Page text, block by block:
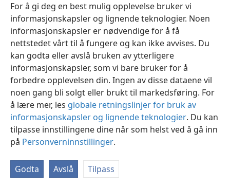
For å gi deg en best mulig opplevelse bruker vi
informasjonskapsler og lignende teknologier. Noen
informasjonskapsler er nødvendige for å få
nettstedet vårt til å fungere og kan ikke avvises. Du
kan godta eller avslå bruken av ytterligere
informasjonskapsler, som vi bare bruker for å
forbedre opplevelsen din. Ingen av disse dataene vil
noen gang bli solgt eller brukt til markedsføring. For
å lære mer, les globale retningslinjer for bruk av
informasjonskapsler og lignende teknologier. Du kan
tilpasse innstillingene dine når som helst ved å gå inn
på Personverninnstillinger.
Godta Avslå Tilpass
lukker de, forat de ikke skal se med øynene og høre
med ørene og forstå med hjertet og omvende seg, så
jeg kunne få lege dem.» (Matt. 13: 14, 15; Joh. 12: 39, 40;
Ap. gj. 28: 24—28) Fordi de nektet å motta åndelig
legedom gjennom Guds Sønn, var de dømt til å dø
åndelig. Det var derfor de i sin åndelig syke tilstand til
slutt tok livet av ham på en torturpel i året 33.
25. Hvordan kan det ha seg at legedommens tid for folkene nå er
kommet, og hvordan kan alle folkeslag la seg advare av det som
hendte de israelitter som nektet å anerkjenne Jesus Kristus som lege?
25Men Jehovas store lege lever igjen! Det er grunnen
lever nå med all makt i himmel og på jord som
Abrahams ætt, som det ble lovt at velsignelsen skulle